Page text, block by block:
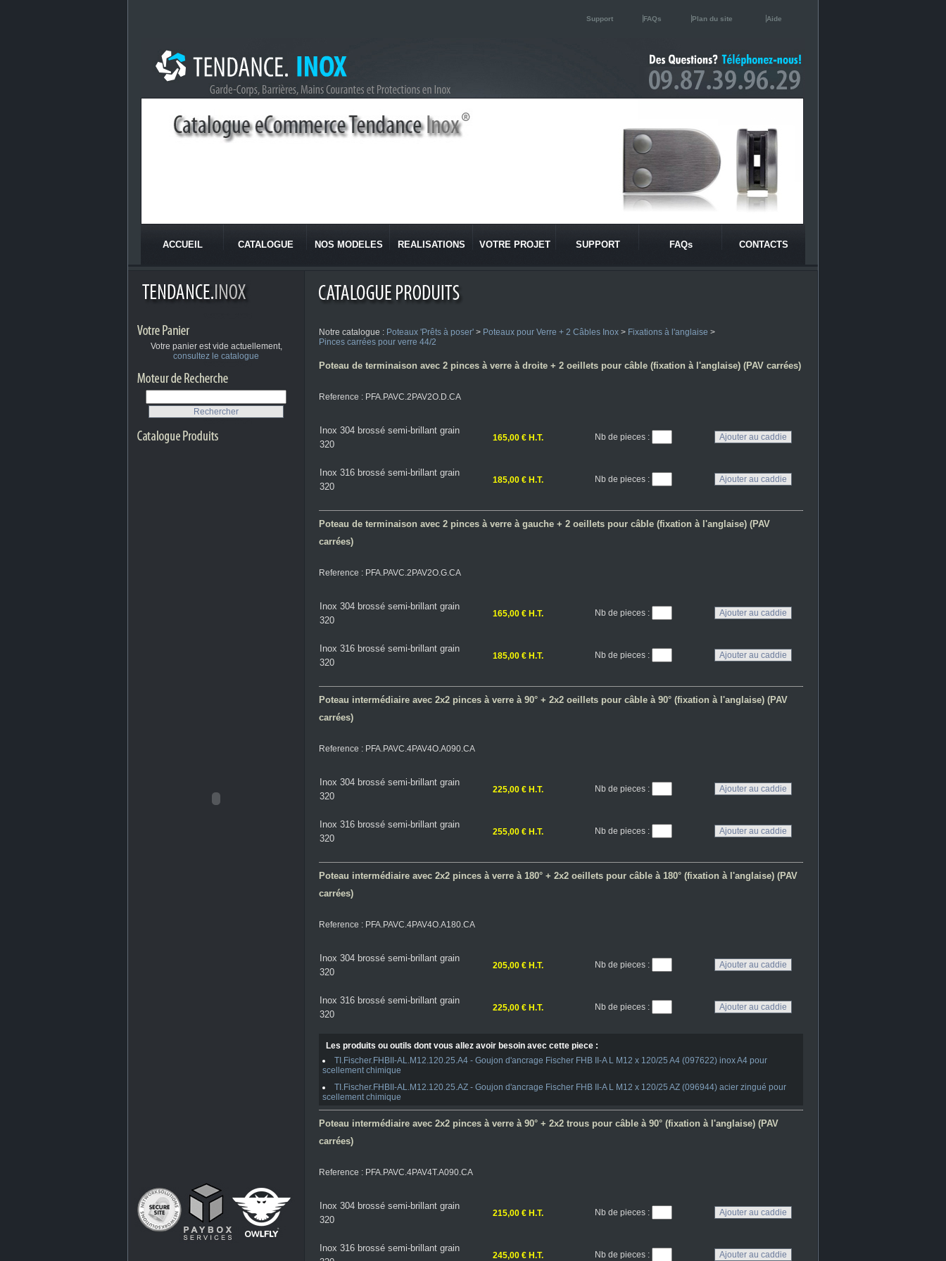
Support FAQs Plan du site Aide
ACCUEIL CATALOGUE NOS MODELES REALISATIONS VOTRE PROJET SUPPORT FAQs CONTACTS
Votre panier est vide actuellement,
consultez le catalogue
Notre catalogue : Poteaux 'Prêts à poser' > Poteaux pour Verre + 2 Câbles Inox > Fixations à l'anglaise >
Pinces carrées pour verre 44/2
Poteau de terminaison avec 2 pinces à verre à droite + 2 oeillets pour câble (fixation à l'anglaise) (PAV carrées)
Reference : PFA.PAVC.2PAV2O.D.CA
Inox 304 brossé semi-brillant grain
320
165,00 € H.T. Nb de pieces:
Inox 316 brossé semi-brillant grain
320
185,00 € H.T. Nb de pieces:
Poteau de terminaison avec 2 pinces à verre à gauche + 2 oeillets pour câble (fixation à l'anglaise) (PAV
carrées)
Reference : PFA.PAVC.2PAV2O.G.CA
Inox 304 brossé semi-brillant grain
320
165,00 € H.T. Nb de pieces:
Inox 316 brossé semi-brillant grain
320
185,00 € H.T. Nb de pieces:
Poteau intermédiaire avec 2x2 pinces à verre à 90° + 2x2 oeillets pour câble à 90° (fixation à l'anglaise) (PAV
carrées)
Reference : PFA.PAVC.4PAV4O.A090.CA
Inox 304 brossé semi-brillant grain
320
225,00 € H.T. Nb de pieces:
Inox 316 brossé semi-brillant grain
320
255,00 € H.T. Nb de pieces:
Poteau intermédiaire avec 2x2 pinces à verre à 180° + 2x2 oeillets pour câble à 180° (fixation à l'anglaise) (PAV
carrées)
Reference : PFA.PAVC.4PAV4O.A180.CA
Inox 304 brossé semi-brillant grain
320
205,00 € H.T. Nb de pieces:
Inox 316 brossé semi-brillant grain
320
225,00 € H.T. Nb de pieces:
Les produits ou outils dont vous allez avoir besoin avec cette piece :
TI.Fischer.FHBII-AL.M12.120.25.A4 - Goujon d'ancrage Fischer FHB II-A L M12 x 120/25 A4 (097622) inox A4 pour
scellement chimique
TI.Fischer.FHBII-AL.M12.120.25.AZ - Goujon d'ancrage Fischer FHB II-A L M12 x 120/25 AZ (096944) acier zingué pour
scellement chimique
Poteau intermédiaire avec 2x2 pinces à verre à 90° + 2x2 trous pour câble à 90° (fixation à l'anglaise) (PAV
carrées)
Reference : PFA.PAVC.4PAV4T.A090.CA
Inox 304 brossé semi-brillant grain
320
215,00 € H.T. Nb de pieces:
Inox 316 brossé semi-brillant grain
245,00 € H.T. Nb de pieces: